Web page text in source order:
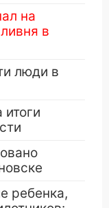
на
в
люди в
ребенка,